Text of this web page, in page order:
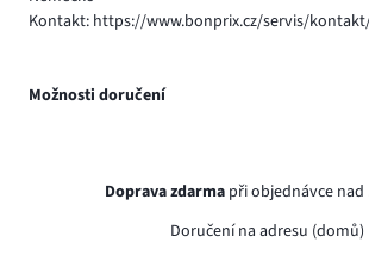
Kontakt: https://www.bonprix.cz/servis/
Možnosti doručení
Doprava zdarma při objednávce nad
Doručení na adresu (domů)